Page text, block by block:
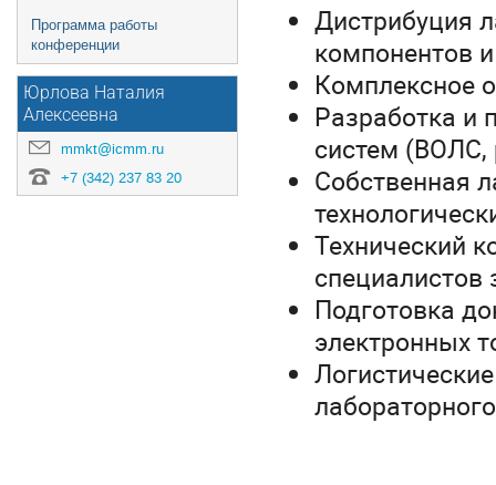
Программа работы
конференции
Юрлова Наталия
Алексеевна
mmkt@icmm.ru
+7 (342) 237 83 20
Дистрибуция
компонентов
Комплексное
Разработка и
систем (ВОЛС,
Собственная
Технический
специалистов
Подготовка
электронных